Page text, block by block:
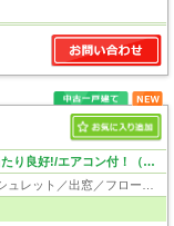
土地面積広々47坪!/駐車場車種により2台可!/角地に付陽当たり良好!/エアコン付！（家具・備品は撤去予定）